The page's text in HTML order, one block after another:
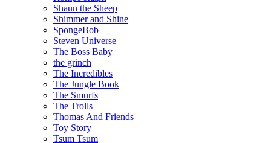
Shaun the Sheep
Shimmer and Shine
SpongeBob
Steven Universe
The Boss Baby
the grinch
The Incredibles
The Jungle Book
The Smurfs
The Trolls
Thomas And Friends
Toy Story
Tsum Tsum